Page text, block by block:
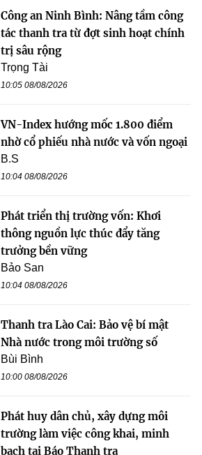
Công an Ninh Bình: Nâng tầm công
tác thanh tra từ đợt sinh hoạt chính
trị sâu rộng
Trọng Tài
10:05 08/08/2026
VN-Index hướng mốc 1.800 điểm
nhờ cổ phiếu nhà nước và vốn ngoại
B.S
10:04 08/08/2026
Phát triển thị trường vốn: Khơi
thông nguồn lực thúc đẩy tăng
trưởng bền vững
Bảo San
10:04 08/08/2026
Thanh tra Lào Cai: Bảo vệ bí mật
Nhà nước trong môi trường số
Bùi Bình
10:00 08/08/2026
Phát huy dân chủ, xây dựng môi
trường làm việc công khai, minh
bạch tại Báo Thanh tra